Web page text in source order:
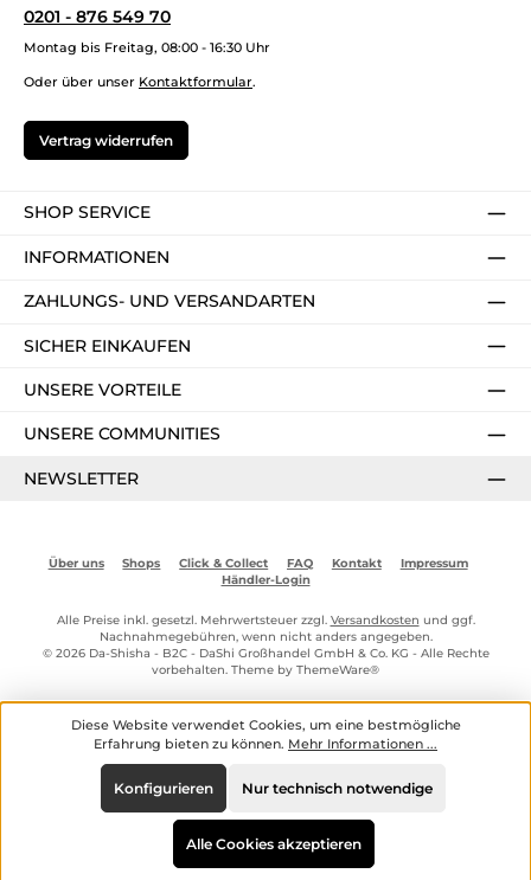
0201 - 876 549 70
Montag bis Freitag, 08:00 - 16:30 Uhr
Oder über unser Kontaktformular.
Vertrag widerrufen
SHOP SERVICE
INFORMATIONEN
ZAHLUNGS- UND VERSANDARTEN
SICHER EINKAUFEN
UNSERE VORTEILE
UNSERE COMMUNITIES
NEWSLETTER
Über uns Shops Click & Collect FAQ Kontakt
Impressum
Händler-Login
Alle Preise inkl. gesetzl. Mehrwertsteuer zzgl. Versandkosten und ggf.
Nachnahmegebühren, wenn nicht anders angegeben.
© 2026 Da-Shisha - B2C - DaShi Großhandel GmbH & Co. KG - Alle Rechte
vorbehalten. Theme by ThemeWare®
Diese Website verwendet Cookies, um eine bestmögliche
Erfahrung bieten zu können. Mehr Informationen ...
Nur technisch notwendige
Konfigurieren
Alle Cookies akzeptieren